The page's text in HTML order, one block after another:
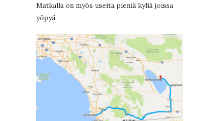
Matkalla on myös useita pieniä kyliä joissa
yöpyä.